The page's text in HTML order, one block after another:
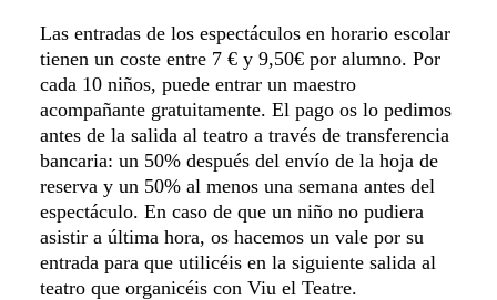
Las entradas de los espectáculos en horario escolar
tienen un coste entre 7 € y 9,50€ por alumno. Por
cada 10 niños, puede entrar un maestro
acompañante gratuitamente. El pago os lo pedimos
antes de la salida al teatro a través de transferencia
bancaria: un 50% después del envío de la hoja de
reserva y un 50% al menos una semana antes del
espectáculo. En caso de que un niño no pudiera
asistir a última hora, os hacemos un vale por su
entrada para que utilicéis en la siguiente salida al
teatro que organicéis con Viu el Teatre.